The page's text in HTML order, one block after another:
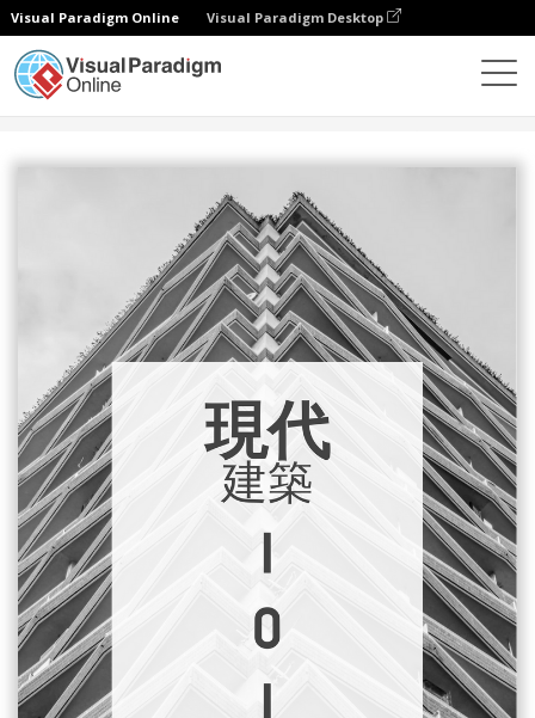
Visual Paradigm Online Visual Paradigm Desktop